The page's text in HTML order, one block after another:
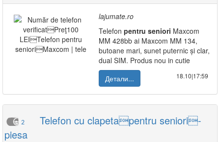
lajumate.ro
Telefon pentru seniori Maxcom
MM 428bb ai Maxcom MM 134,
butoane mari, sunet puternic și clar,
dual SIM. Produs nou in cutie
Детали...
18.10|17:59
2
Telefon cu clapetapentru seniori-
piesa